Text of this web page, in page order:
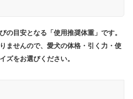
の目安となる「使用推奨体重」です。
ませんので、愛犬の体格・引く力・使
ズをお選びください。